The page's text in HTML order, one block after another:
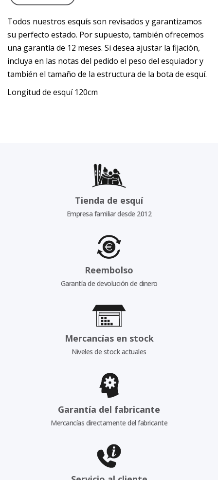
Todos nuestros esquís son revisados y garantizamos
su perfecto estado. Por supuesto, también ofrecemos
una garantía de 12 meses. Si desea ajustar la fijación,
incluya en las notas del pedido el peso del esquiador y
también el tamaño de la estructura de la bota de esquí.
Longitud de esquí 120cm
Tienda de esquí
Empresa familiar desde 2012
Reembolso
Garantía de devolución de dinero
Mercancías en stock
Niveles de stock actuales
Garantía del fabricante
Mercancías directamente del fabricante